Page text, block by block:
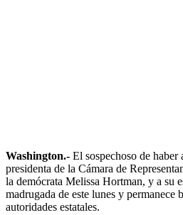
Washington.- El sospechoso de haber
presidenta de la Cámara de
la demócrata Melissa Hortman, y a su
madrugada de este lunes y permanece
autoridades estatales.